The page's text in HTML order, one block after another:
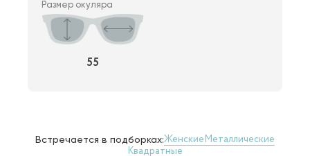
Размер окуляра
55
Встречается в подборках:ЖенскиеМеталлические
Квадратные